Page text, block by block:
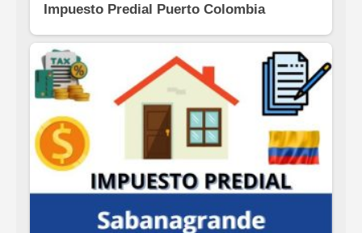
Impuesto Predial Puerto Colombia